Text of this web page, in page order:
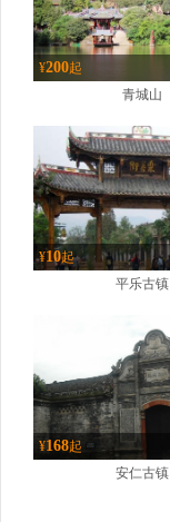
¥200起
青城山
¥10起
平乐古镇
¥168起
安仁古镇